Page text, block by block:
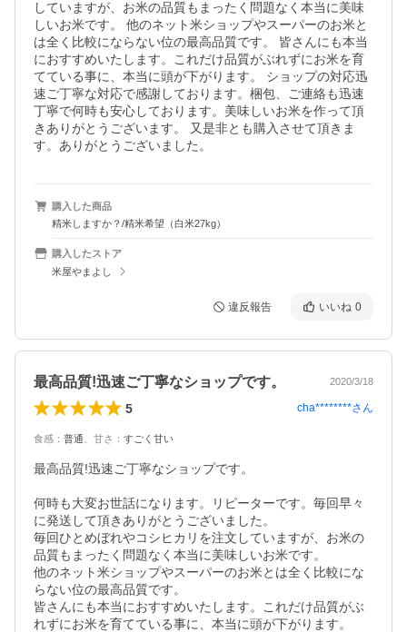
していますが、お米の品質もまったく問題なく本当に美味
しいお米です。 他のネット米ショップやスーパーのお米と
は全く比較にならない位の最高品質です。 皆さんにも本当
におすすめいたします。これだけ品質がぶれずにお米を育
てている事に、本当に頭が下がります。 ショップの対応迅
速ご丁寧な対応で感謝しております。梱包、ご連絡も迅速
丁寧で何時も安心しております。美味しいお米を作って頂
きありがとうございます。 又是非とも購入させて頂きま
す。ありがとうございました。
購入した商品
精米しますか？/精米希望（白米27kg）
購入したストア
米屋やまよし
違反報告 いいね 0
最高品質!迅速ご丁寧なショップです。 2020/3/18
5 cha********さん
食感 ： 普通 甘さ ： すごく甘い
最高品質!迅速ご丁寧なショップです。
何時も大変お世話になります。リピーターです。毎回早々
に発送して頂きありがとうございました。
毎回ひとめぼれやコシヒカリを注文していますが、お米の
品質もまったく問題なく本当に美味しいお米です。
他のネット米ショップやスーパーのお米とは全く比較にな
らない位の最高品質です。
皆さんにも本当におすすめいたします。これだけ品質がぶ
れずにお米を育てている事に、本当に頭が下がります。